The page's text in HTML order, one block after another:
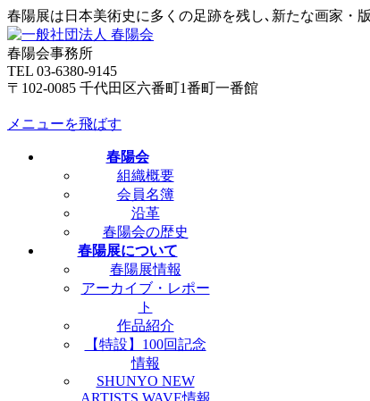
春陽展は日本美術史に多くの足跡を残し､新たな画家・
春陽会事務所
TEL 03-6380-9145
〒102-0085 千代田区六番町1番町一番館
メニューを飛ばす
春陽会
組織概要
会員名簿
沿革
春陽会の歴史
春陽展について
春陽展情報
アーカイブ・レポー
ト
作品紹介
【特設】100回記念
情報
SHUNYO NEW
ARTISTS WAVE情報